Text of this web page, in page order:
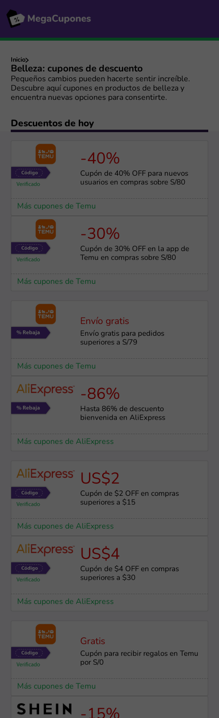
Inicio
Belleza: cupones de descuento
Pequeños cambios pueden hacerte sentir increíble.
Descubre aquí cupones en productos de belleza y
encuentra nuevas opciones para consentirte.
Descuentos de hoy
-40%
Cupón de 40% OFF para nuevos
usuarios en compras sobre S/80
Más cupones de Temu
-30%
Cupón de 30% OFF en la app de
Temu en compras sobre S/80
Más cupones de Temu
Envío gratis
Envío gratis para pedidos
superiores a S/79
Más cupones de Temu
-86%
Hasta 86% de descuento
bienvenida en AliExpress
Más cupones de AliExpress
US$2
Cupón de $2 OFF en compras
superiores a $15
Más cupones de AliExpress
US$4
Cupón de $4 OFF en compras
superiores a $30
Más cupones de AliExpress
Gratis
Cupón para recibir regalos en Temu
por S/0
Más cupones de Temu